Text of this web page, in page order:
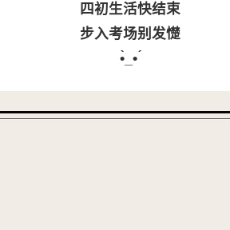
四初生活快结束
步入考场别发憷
•̀_• ́